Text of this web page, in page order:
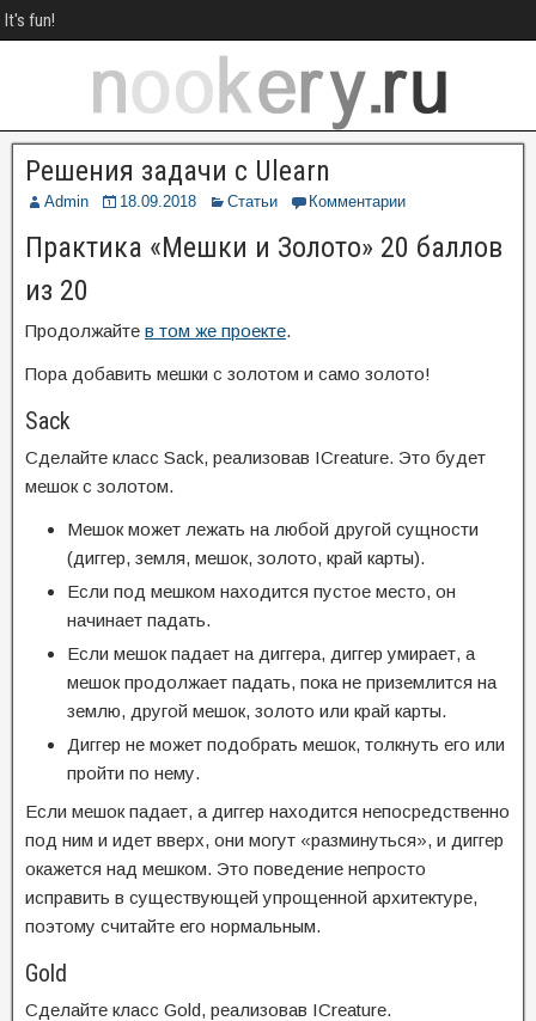
It's fun!
Решения задачи с Ulearn
Admin 18.09.2018 Статьи Комментарии
Практика «Мешки и Золото» 20 баллов
из 20
Продолжайте в том же проекте.
Пора добавить мешки с золотом и само золото!
Sack
Сделайте класс Sack, реализовав ICreature. Это будет
мешок с золотом.
Мешок может лежать на любой другой сущности
(диггер, земля, мешок, золото, край карты).
Если под мешком находится пустое место, он
начинает падать.
Если мешок падает на диггера, диггер умирает, а
мешок продолжает падать, пока не приземлится на
землю, другой мешок, золото или край карты.
Диггер не может подобрать мешок, толкнуть его или
пройти по нему.
Если мешок падает, а диггер находится непосредственно
под ним и идет вверх, они могут «разминуться», и диггер
окажется над мешком. Это поведение непросто
исправить в существующей упрощенной архитектуре,
поэтому считайте его нормальным.
Gold
Сделайте класс Gold, реализовав ICreature.